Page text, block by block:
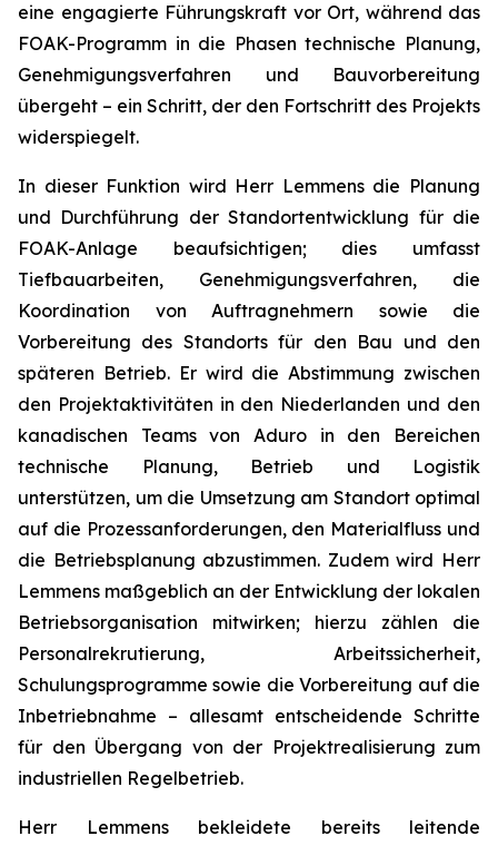
eine engagierte Führungskraft vor Ort, während das
FOAK-Programm in die Phasen technische Planung,
Genehmigungsverfahren und Bauvorbereitung
übergeht – ein Schritt, der den Fortschritt des Projekts
widerspiegelt.
In dieser Funktion wird Herr Lemmens die Planung
und Durchführung der Standortentwicklung für die
FOAK-Anlage beaufsichtigen; dies umfasst
Tiefbauarbeiten, Genehmigungsverfahren, die
Koordination von Auftragnehmern sowie die
Vorbereitung des Standorts für den Bau und den
späteren Betrieb. Er wird die Abstimmung zwischen
den Projektaktivitäten in den Niederlanden und den
kanadischen Teams von Aduro in den Bereichen
technische Planung, Betrieb und Logistik
unterstützen, um die Umsetzung am Standort optimal
auf die Prozessanforderungen, den Materialfluss und
die Betriebsplanung abzustimmen. Zudem wird Herr
Lemmens maßgeblich an der Entwicklung der lokalen
Betriebsorganisation mitwirken; hierzu zählen die
Personalrekrutierung, Arbeitssicherheit,
Schulungsprogramme sowie die Vorbereitung auf die
Inbetriebnahme – allesamt entscheidende Schritte
für den Übergang von der Projektrealisierung zum
industriellen Regelbetrieb.
Herr Lemmens bekleidete bereits leitende